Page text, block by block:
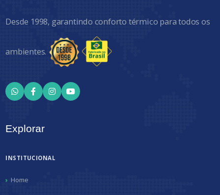
Desde 1998, garantindo conforto térmico para todos os
ambientes.
Explorar
INSTITUCIONAL
Home